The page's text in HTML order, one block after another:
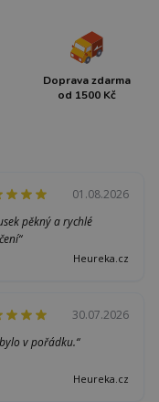
Doprava zdarma
od 1500 Kč
01.08.2026
pěkný a rychlé
Heureka.cz
30.07.2026
v pořádku.“
Heureka.cz